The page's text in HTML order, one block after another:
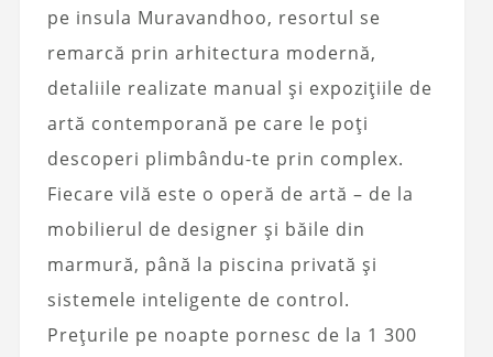
pe insula Muravandhoo, resortul se
remarcă prin arhitectura modernă,
detaliile realizate manual și expozițiile de
artă contemporană pe care le poți
descoperi plimbându-te prin complex.
Fiecare vilă este o operă de artă – de la
mobilierul de designer și băile din
marmură, până la piscina privată și
sistemele inteligente de control.
Prețurile pe noapte pornesc de la 1 300